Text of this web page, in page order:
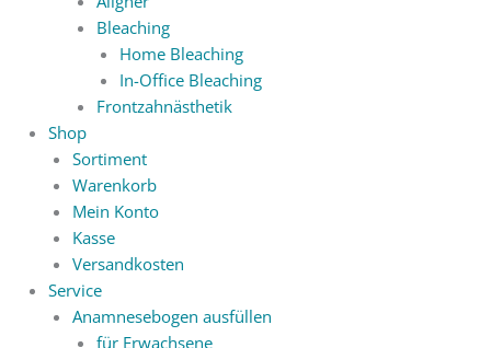
Bleaching
Home Bleaching
In-Office Bleaching
Frontzahnästhetik
Shop
Sortiment
Warenkorb
Mein Konto
Kasse
Versandkosten
Service
Anamnesebogen ausfüllen
für Erwachsene